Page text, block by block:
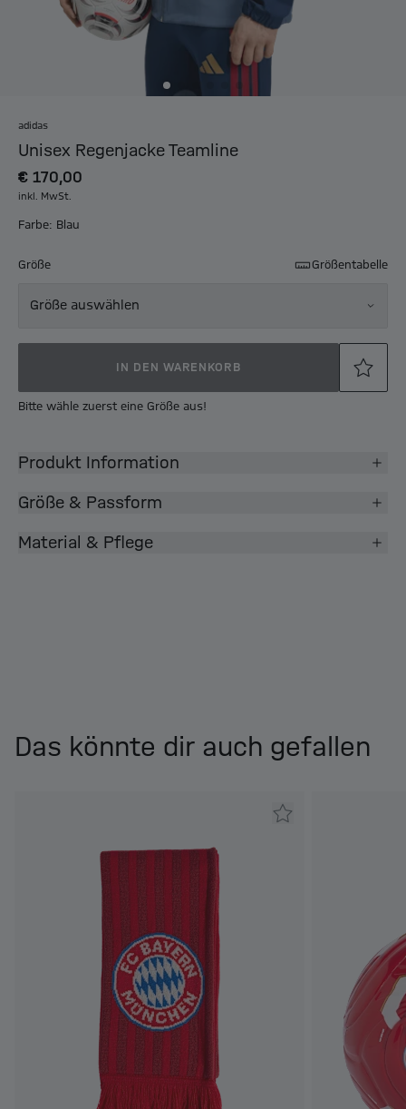
adidas
Unisex Regenjacke Teamline
€ 170,00
inkl. MwSt.
Farbe: Blau
Größe Größentabelle
Größe auswählen
IN DEN WARENKORB
Bitte wähle zuerst eine Größe aus!
Produkt Information
Größe & Passform
Material & Pflege
Das könnte dir auch gefallen